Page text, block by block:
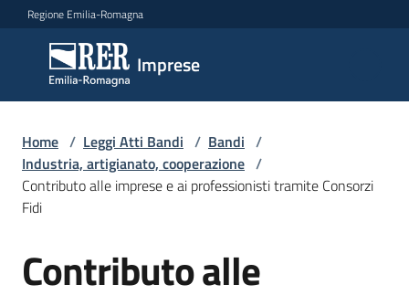
Vai al contenuto
Vai alla navigazione
Vai al footer
Regione Emilia-Romagna
Imprese
Imprese
Argomenti
Novità
Servizi
Home / Leggi Atti Bandi / Bandi /
Industria, artigianato, cooperazione /
Contributo alle imprese e ai professionisti tramite Consorzi
Fidi
Salta al contenuto
Contributo alle